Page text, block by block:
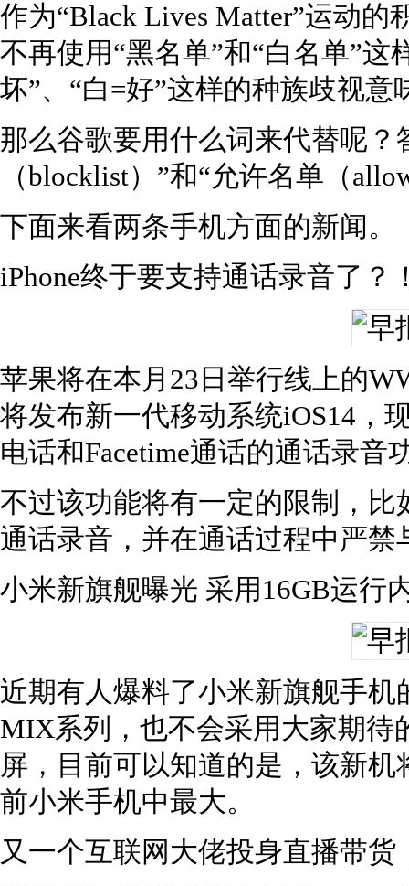
作为“Black Lives Matter”运动的
不再使用“黑名单”和“白名单”这
坏”、“白=好”这样的种族歧视意
那么谷歌要用什么词来代替呢？
（blocklist）”和“允许名单（
下面来看两条手机方面的新闻。
iPhone终于要支持通话录音了？
苹果将在本月23日举行线上的
将发布新一代移动系统iOS14，
电话和Facetime通话的通话录音
不过该功能将有一定的限制，
通话录音，并在通话过程中严禁
小米新旗舰曝光 采用16GB运行
近期有人爆料了小米新旗舰手
MIX系列，也不会采用大家期待
屏，目前可以知道的是，该新
前小米手机中最大。
又一个互联网大佬投身直播带货